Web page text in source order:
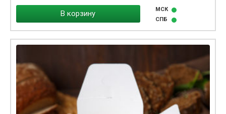
В корзину
МСК
СПБ